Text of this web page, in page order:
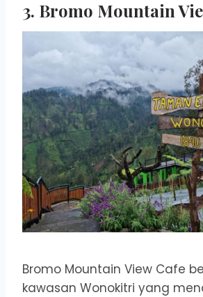
3. Bromo Mountain
Bromo Mountain View Cafe
kawasan Wonokitri yang